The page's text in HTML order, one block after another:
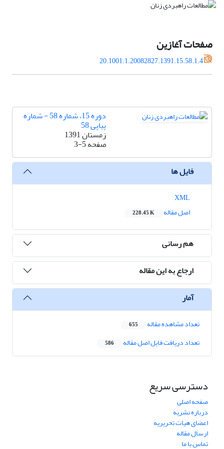
صفحات آغازین
20.1001.1.20082827.1391.15.58.1.4
دوره 15، شماره 58 - شماره
پیاپی 58
زمستان 1391
صفحه3-5
فایل ها
اصل مقاله
228.45 K
هم رسانی
ارجاع به این مقاله
آمار
تعداد مشاهده مقاله 655
تعداد دریافت فایل اصل مقاله 586
دسترسی سریع
صفحه اصلی
درباره نشریه
اعضای هیات تحریریه
ارسال مقاله
تماس با ما